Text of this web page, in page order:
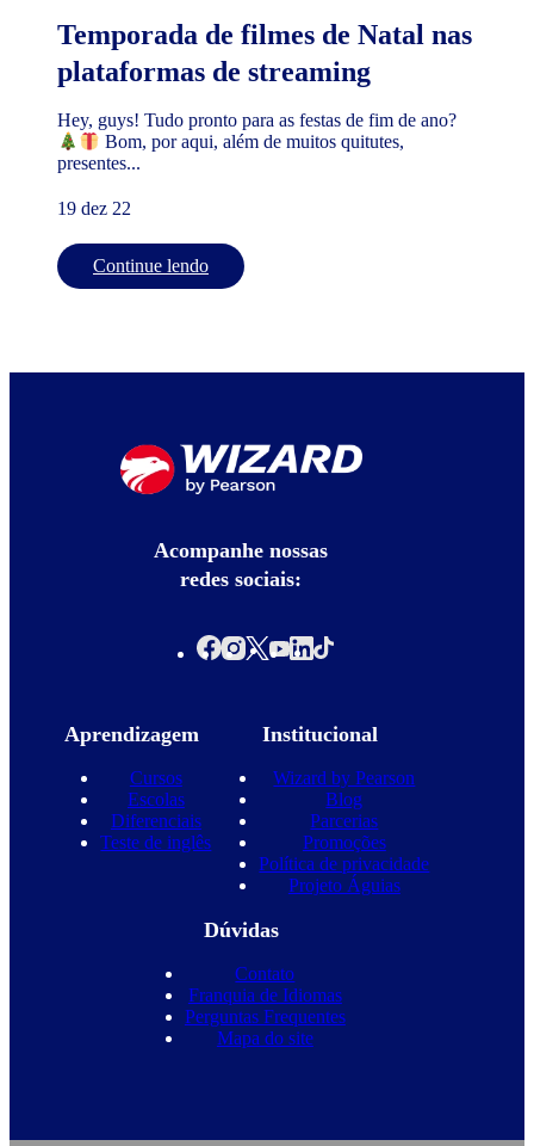
Temporada de filmes de Natal nas
plataformas de streaming
Hey, guys! Tudo pronto para as festas de fim de ano?
Bom, por aqui, além de muitos quitutes,
presentes...
19 dez 22
Continue lendo
Acompanhe nossas
redes sociais:
Aprendizagem
Cursos
Escolas
Diferenciais
Teste de inglês
Institucional
Wizard by Pearson
Blog
Parcerias
Promoções
Política de privacidade
Projeto Águias
Dúvidas
Contato
Franquia de Idiomas
Perguntas Frequentes
Mapa do site